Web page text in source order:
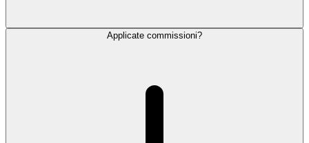
Applicate commissioni?